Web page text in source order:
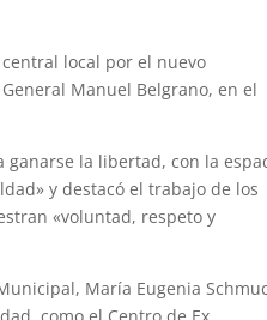
local por el nuevo
Manuel Belgrano, en el
ganarse la libertad, con la
y destacó el trabajo de los
«voluntad, respeto y
María Eugenia